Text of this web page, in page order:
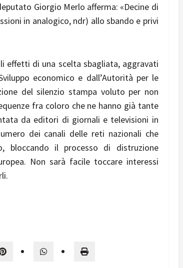
Giorgio Merlo afferma: «Decine di
in analogico, ndr) allo sbando e privi
effetti di una scelta sbagliata, aggravati
economico e dall’Autorità per le
del silenzio stampa voluto per non
fra coloro che ne hanno già tante
da editori di giornali e televisioni in
dei canali delle reti nazionali che
bloccando il processo di distruzione
Non sarà facile toccare interessi